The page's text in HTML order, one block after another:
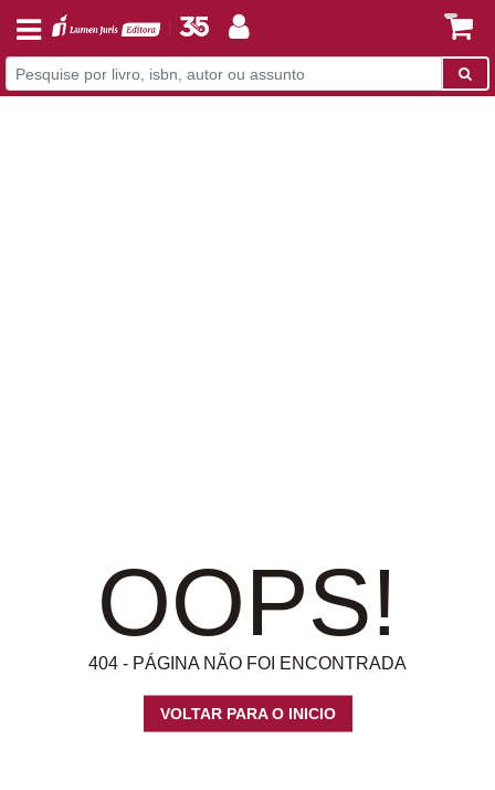
OOPS!
404 - PÁGINA NÃO FOI ENCONTRADA
VOLTAR PARA O INICIO